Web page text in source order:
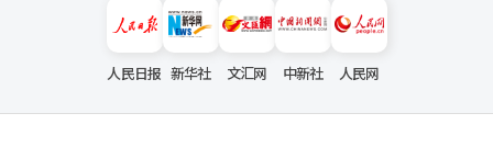
人民日报 新华社 文汇网 中新社 人民网